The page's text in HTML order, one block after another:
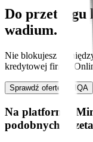
Do przetargu
wadium.
Nie blokujesz
kredytowej firmy.
Sprawdź ofertę UNIQA
Na platformie
podobnych